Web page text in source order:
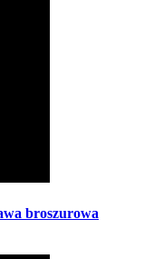
broszurowa